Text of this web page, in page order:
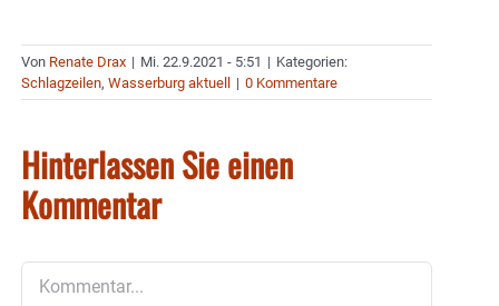
Von Renate Drax | Mi. 22.9.2021 - 5:51 | Kategorien:
Schlagzeilen, Wasserburg aktuell | 0 Kommentare
Hinterlassen Sie einen
Kommentar